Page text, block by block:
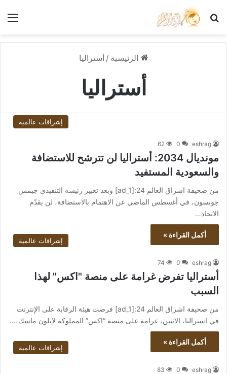
بحث عن
الرئيسية / أستراليا
أستراليا
إشراقات عالمية
eshrag
0
62
مونديال 2034: أستراليا لن تترشح للاستضافة
والسعودية المستفيد
من صحيفة اشراق العالم 24:[ad_1] وبعد تعبير رئيسه التنفيذي جيمس
جونسون، في أغسطس الماضي عن الاهتمام بالاستضافة، لن يقدّم
الاتحاد…
أكمل القراءة »
إشراقات عالمية
eshrag
0
74
أستراليا تفرض غرامة على منصة "اكس" لهذا
السبب
من صحيفة اشراق العالم 24:[ad_1] فرضت هيئة الرقابة على الإنترنت
في استراليا، الاثنين، غرامة على منصة “اكس” المملوكة لإيلون ماسك،…
أكمل القراءة »
إشراقات عالمية
eshrag
0
83